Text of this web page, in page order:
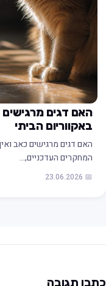
האם דגים מרגישים
באקווריום הביתי
האם דגים מרגישים כאב
המחקרים העדכניים,…
📅 23.06.2026
תגובה